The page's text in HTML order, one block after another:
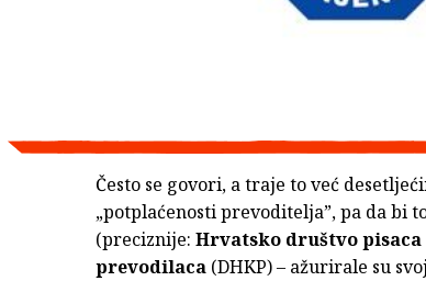
Često se govori, a traje to već
„potplaćenosti prevoditelja”, pa da bi
(preciznije: Hrvatsko društvo pisaca
prevodilaca (DHKP) – ažurirale su